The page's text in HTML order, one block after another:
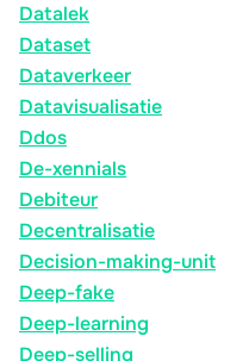
Datalek
Dataset
Dataverkeer
Datavisualisatie
Ddos
De-xennials
Debiteur
Decentralisatie
Decision-making-unit
Deep-fake
Deep-learning
Deep-selling